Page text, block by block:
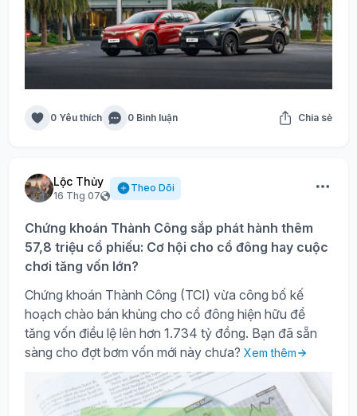
0 Yêu thích 0 Bình luận Chia sẻ
Lộc Thủy
16 Thg 07
Theo Dõi
Chứng khoán Thành Công sắp phát hành thêm
57,8 triệu cổ phiếu: Cơ hội cho cổ đông hay cuộc
chơi tăng vốn lớn?
Chứng khoán Thành Công (TCI) vừa công bố kế
hoạch chào bán khủng cho cổ đông hiện hữu để
tăng vốn điều lệ lên hơn 1.734 tỷ đồng. Bạn đã sẵn
sàng cho đợt bơm vốn mới này chưa? Xem thêm